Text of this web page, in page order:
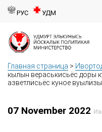
РУС УДМ
Главная страница >
кылын вераськисьёс доры
азветлӥсьёс куное вуылӥзы
07 November 2022